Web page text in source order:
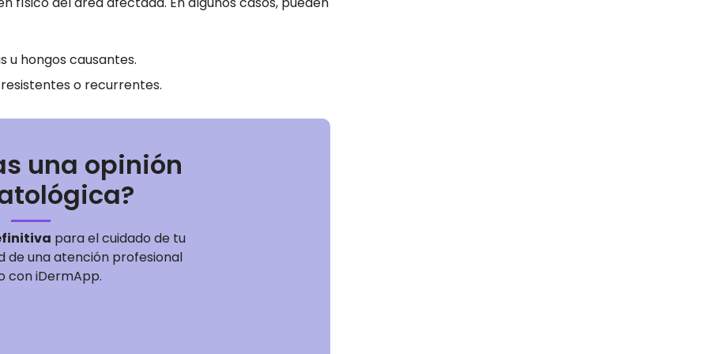
hongos causantes.
o recurrentes.
una opinión
para el cuidado de tu
de una atención profesional
con iDermApp.